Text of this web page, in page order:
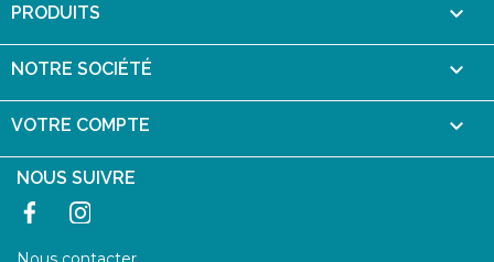
PRODUITS 
NOTRE SOCIÉTÉ 
VOTRE COMPTE 
NOUS SUIVRE
Facebook